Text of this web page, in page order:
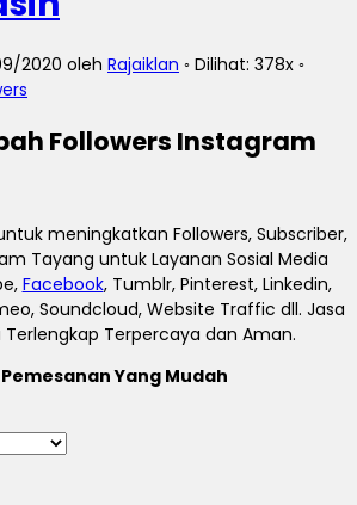
2020 oleh Rajaiklan ◦ Dilihat: 378x ◦
Followers Instagram
meningkatkan Followers, Subscriber,
Tayang untuk Layanan Sosial Media
Facebook, Tumblr, Pinterest, Linkedin,
Soundcloud, Website Traffic dll. Jasa
Terlengkap Terpercaya dan Aman.
Yang Mudah